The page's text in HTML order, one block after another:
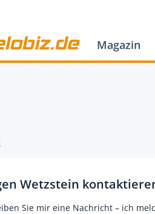
Magazin
Wetzstein
Sie mir eine Nachricht – ich